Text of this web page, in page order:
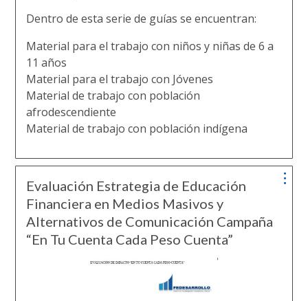
Dentro de esta serie de guías se encuentran:
Material para el trabajo con niños y niñas de 6 a
11 años
Material para el trabajo con Jóvenes
Material de trabajo con población
afrodescendiente
Material de trabajo con población indígena
Evaluación Estrategia de Educación
Financiera en Medios Masivos y
Alternativos de Comunicación Campaña
“En Tu Cuenta Cada Peso Cuenta”